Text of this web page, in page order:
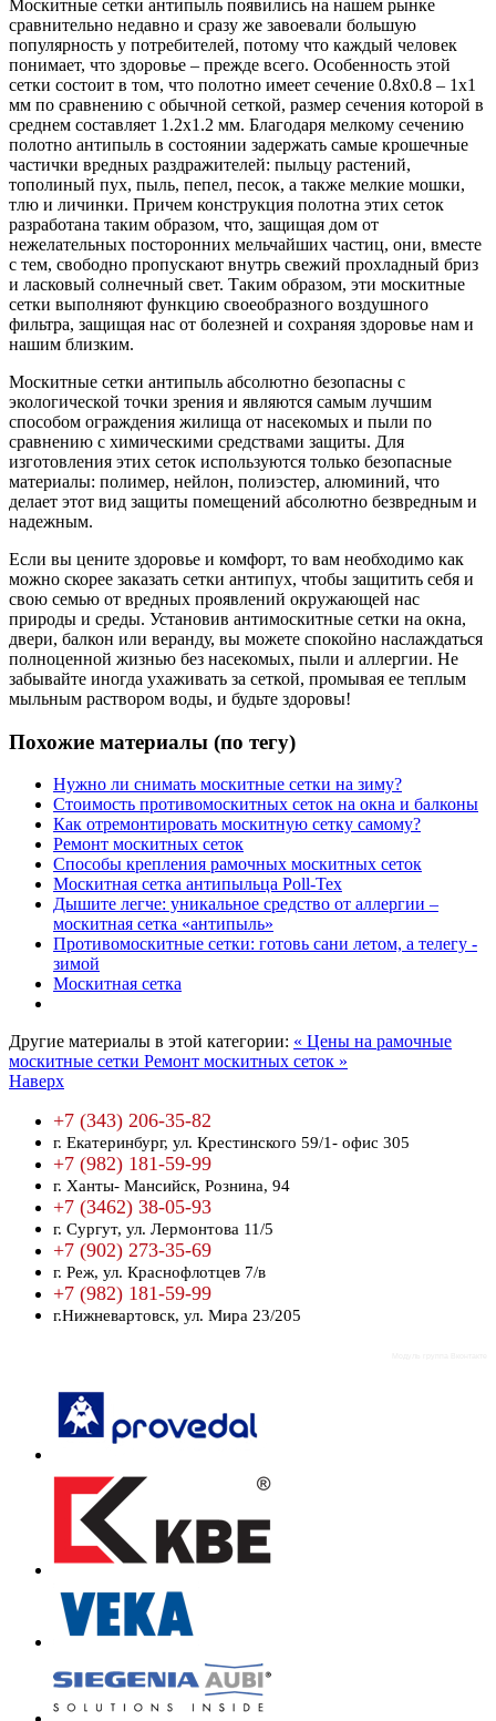
Москитные сетки антипыль появились на нашем рынке
сравнительно недавно и сразу же завоевали большую
популярность у потребителей, потому что каждый человек
понимает, что здоровье – прежде всего. Особенность этой
сетки состоит в том, что полотно имеет сечение 0.8х0.8 – 1х1
мм по сравнению с обычной сеткой, размер сечения которой в
среднем составляет 1.2х1.2 мм. Благодаря мелкому сечению
полотно антипыль в состоянии задержать самые крошечные
частички вредных раздражителей: пыльцу растений,
тополиный пух, пыль, пепел, песок, а также мелкие мошки,
тлю и личинки. Причем конструкция полотна этих сеток
разработана таким образом, что, защищая дом от
нежелательных посторонних мельчайших частиц, они, вместе
с тем, свободно пропускают внутрь свежий прохладный бриз
и ласковый солнечный свет. Таким образом, эти москитные
сетки выполняют функцию своеобразного воздушного
фильтра, защищая нас от болезней и сохраняя здоровье нам и
нашим близким.
Москитные сетки антипыль абсолютно безопасны с
экологической точки зрения и являются самым лучшим
способом ограждения жилища от насекомых и пыли по
сравнению с химическими средствами защиты. Для
изготовления этих сеток используются только безопасные
материалы: полимер, нейлон, полиэстер, алюминий, что
делает этот вид защиты помещений абсолютно безвредным и
надежным.
Если вы цените здоровье и комфорт, то вам необходимо как
можно скорее заказать сетки антипух, чтобы защитить себя и
свою семью от вредных проявлений окружающей нас
природы и среды. Установив антимоскитные сетки на окна,
двери, балкон или веранду, вы можете спокойно наслаждаться
полноценной жизнью без насекомых, пыли и аллергии. Не
забывайте иногда ухаживать за сеткой, промывая ее теплым
мыльным раствором воды, и будьте здоровы!
Похожие материалы (по тегу)
Нужно ли снимать москитные сетки на зиму?
Стоимость противомоскитных сеток на окна и балконы
Как отремонтировать москитную сетку самому?
Ремонт москитных сеток
Способы крепления рамочных москитных сеток
Москитная сетка антипыльца Poll-Tex
Дышите легче: уникальное средство от аллергии –
москитная сетка «антипыль»
Противомоскитные сетки: готовь сани летом, а телегу -
зимой
Москитная сетка
Другие материалы в этой категории: « Цены на рамочные
москитные сетки Ремонт москитных сеток »
Наверх
+7 (343) 206-35-82
г. Екатеринбург, ул. Крестинского 59/1- офис 305
+7 (982) 181-59-99
г. Ханты- Мансийск, Рознина, 94
+7 (3462) 38-05-93
г. Сургут, ул. Лермонтова 11/5
+7 (902) 273-35-69
г. Реж, ул. Краснофлотцев 7/в
+7 (982) 181-59-99
г.Нижневартовск, ул. Мира 23/205